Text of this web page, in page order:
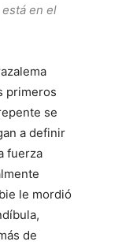
en el
primeros
se
a definir
fuerza
le mordió
de